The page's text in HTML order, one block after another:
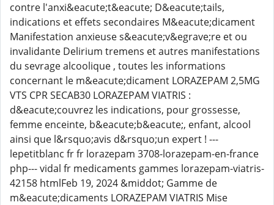
contre l'anxi&eacute;t&eacute; D&eacute;tails,
indications et effets secondaires M&eacute;dicament
Manifestation anxieuse s&eacute;v&egrave;re et ou
invalidante Delirium tremens et autres manifestations
du sevrage alcoolique , toutes les informations
concernant le m&eacute;dicament LORAZEPAM 2,5MG
VTS CPR SECAB30 LORAZEPAM VIATRIS :
d&eacute;couvrez les indications, pour grossesse,
femme enceinte, b&eacute;b&eacute;, enfant, alcool
ainsi que l&rsquo;avis d&rsquo;un expert ! ---
lepetitblanc fr fr lorazepam 3708-lorazepam-en-france
php--- vidal fr medicaments gammes lorazepam-viatris-
42158 htmlFeb 19, 2024 &middot; Gamme de
m&eacute;dicaments LORAZEPAM VIATRIS Mise